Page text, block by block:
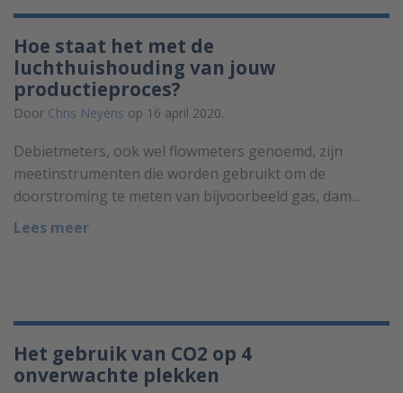
Hoe staat het met de
luchthuishouding van jouw
productieproces?
Door Chris Neyens op 16 april 2020.
Debietmeters, ook wel flowmeters genoemd, zijn
meetinstrumenten die worden gebruikt om de
doorstroming te meten van bijvoorbeeld gas, dam...
Lees meer
Het gebruik van CO2 op 4
onverwachte plekken